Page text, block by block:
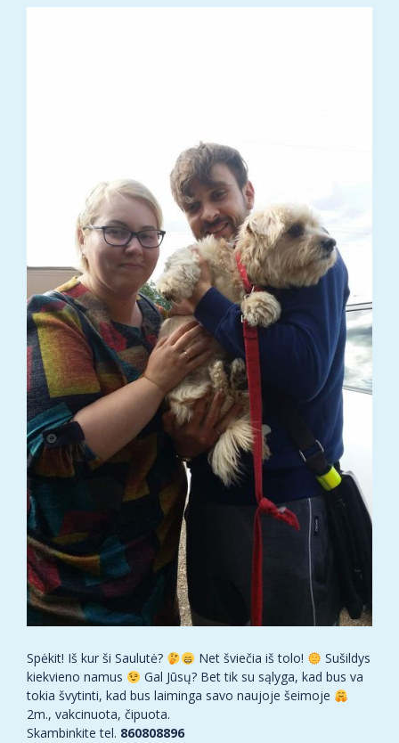
Spėkit! Iš kur ši Saulutė? Net šviečia iš tolo!
Sušildys
kiekvieno namus
Gal Jūsų? Bet tik su sąlyga, kad bus va
tokia švytinti, kad bus laiminga savo naujoje šeimoje
2m., vakcinuota, čipuota.
Skambinkite tel. 860808896